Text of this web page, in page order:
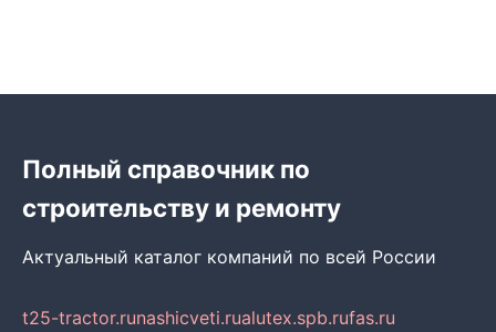
Полный справочник по
строительству и ремонту
Актуальный каталог компаний по всей России
t25-tractor.runashicveti.rualutex.spb.rufas.ru